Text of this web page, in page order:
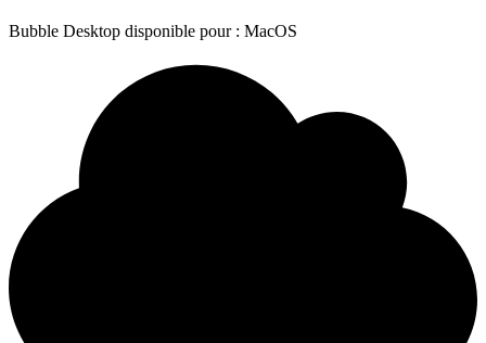
Bubble Desktop disponible pour : MacOS